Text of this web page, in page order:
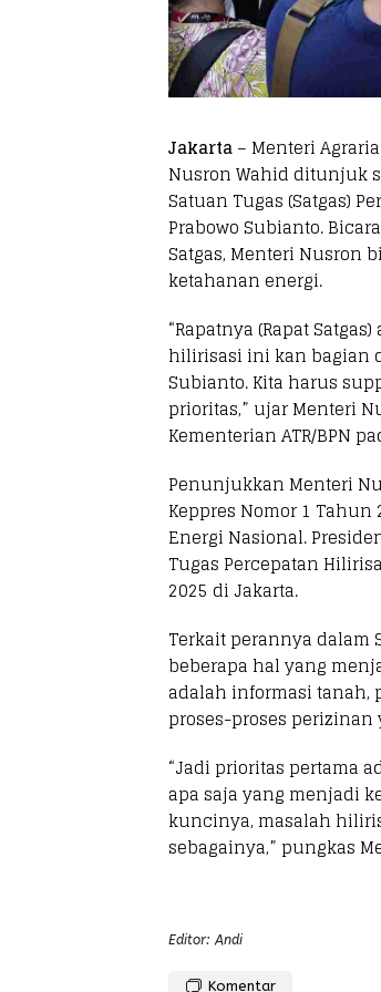
Jakarta– Menteri
Nusron Wahid ditunjuk
Satuan Tugas (Satgas)
Prabowo Subianto.
Satgas, Menteri
ketahanan energi.
“Rapatnya (Rapat
hilirisasi ini kan bagian
Subianto. Kita harus
prioritas,” ujar Menteri
Kementerian ATR/BPN
Penunjukkan Menteri
Keppres Nomor 1
Energi Nasional.
Tugas Percepatan
2025 di Jakarta.
Terkait perannya dalam
beberapa hal yang
adalah informasi tanah,
proses-proses
“Jadi prioritas pertama
apa saja yang menjadi
kuncinya, masalah
sebagainya,” pungkas
Editor: Andi
Komentar